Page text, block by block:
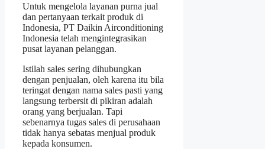
Untuk mengelola layanan purna jual
dan pertanyaan terkait produk di
Indonesia, PT Daikin Airconditioning
Indonesia telah mengintegrasikan
pusat layanan pelanggan.
Istilah sales sering dihubungkan
dengan penjualan, oleh karena itu bila
teringat dengan nama sales pasti yang
langsung terbersit di pikiran adalah
orang yang berjualan. Tapi
sebenarnya tugas sales di perusahaan
tidak hanya sebatas menjual produk
kepada konsumen.